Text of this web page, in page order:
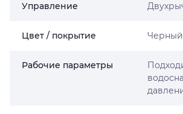
Управление
Цвет / покрытие
Рабочие параметры